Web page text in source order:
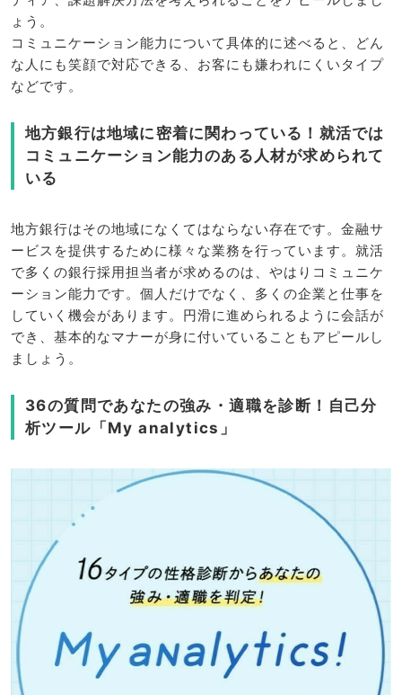
ょう。
コミュニケーション能力について具体的に述べると、どん
な人にも笑顔で対応できる、お客にも嫌われにくいタイプ
などです。
地方銀行は地域に密着に関わっている！就活では
コミュニケーション能力のある人材が求められて
いる
地方銀行はその地域になくてはならない存在です。金融サ
ービスを提供するために様々な業務を行っています。就活
で多くの銀行採用担当者が求めるのは、やはりコミュニケ
ーション能力です。個人だけでなく、多くの企業と仕事を
していく機会があります。円滑に進められるように会話が
でき、基本的なマナーが身に付いていることもアピールし
ましょう。
36の質問であなたの強み・適職を診断！自己分
析ツール「My analytics」